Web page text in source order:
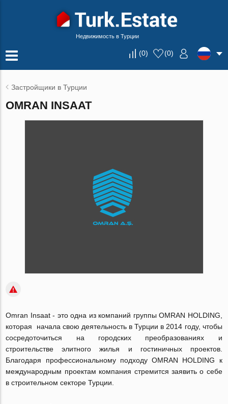
Недвижимость в Турции
(0) (0)
Застройщики в Турции
OMRAN INSAAT
Omran Insaat - это одна из компаний группы OMRAN HOLDING,
которая начала свою деятельность в Турции в 2014 году, чтобы
сосредоточиться на городских преобразованиях и
строительстве элитного жилья и гостиничных проектов.
Благодаря профессиональному подходу OMRAN HOLDING к
международным проектам компания стремится заявить о себе
в строительном секторе Турции.